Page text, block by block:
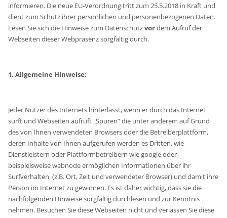
informieren. Die neue EU-Verordnung tritt zum 25.5.2018 in Kraft und
dient zum Schutz ihrer persönlichen und personenbezogenen Daten.
Lesen Sie sich die Hinweise zum Datenschutzvordem Aufruf der
Webseiten dieser Webpräsenz sorgfältig durch.
1. Allgemeine Hinweise:
Jeder Nutzer des Internets hinterlässt, wenn er durch das Internet
surft und Webseiten aufruft „Spuren“ die unter anderem auf Grund
des von Ihnen verwendeten Browsers oder die Betreiberplattform,
deren Inhalte von Ihnen aufgerufen werden es Dritten, wie
Dienstleistern oder Plattformbetreibern wie google oder
beispielsweise webnode ermöglichen Informationen über ihr
Surfverhalten (z.B. Ort, Zeit und verwendeter Browser) und damit ihre
Person im Internet zu gewinnen. Es ist daher wichtig, dass sie die
nachfolgenden Hinweise sorgfältig durchlesen und zur Kenntnis
nehmen. Besuchen Sie diese Webseiten nicht und verlassen Sie diese